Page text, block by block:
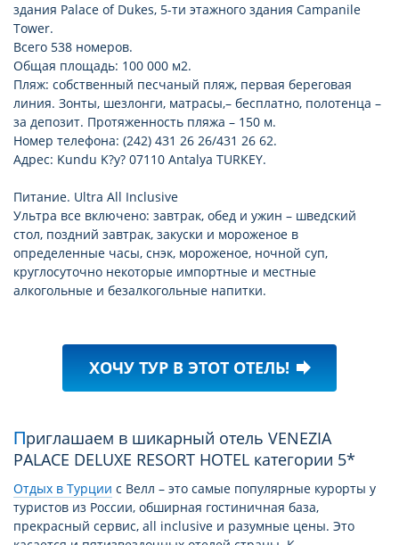
здания Palace of Dukes, 5-ти этажного здания Campanile
Tower.
Всего 538 номеров.
Общая площадь: 100 000 м2.
Пляж: собственный песчаный пляж, первая береговая
линия. Зонты, шезлонги, матрасы,– бесплатно, полотенца –
за депозит. Протяженность пляжа – 150 м.
Номер телефона: (242) 431 26 26/431 26 62.
Адрес: Kundu K?y? 07110 Antalya TURKEY.
Питание. Ultra All Inclusive
Ультра все включено: завтрак, обед и ужин – шведский
стол, поздний завтрак, закуски и мороженое в
определенные часы, снэк, мороженое, ночной суп,
круглосуточно некоторые импортные и местные
алкогольные и безалкогольные напитки.
ХОЧУ ТУР В ЭТОТ ОТЕЛЬ! forward
Приглашаем в шикарный отель VENEZIA
PALACE DELUXE RESORT HOTEL категории 5*
Отдых в Турции c Велл – это самые популярные курорты у
туристов из России, обширная гостиничная база,
прекрасный сервис, all inclusive и разумные цены. Это